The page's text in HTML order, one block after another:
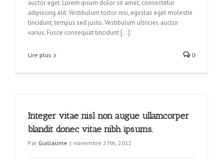
auctor eget. Lorem ipsum dolor sit amet, consectetur
adipiscing elit. Vestibulum tortor nisi, egestas eget molestie
tincidunt, tempus sed justo. Vestibulum ultricies auctor
varius. Fusce consequat tincidunt […]
Lire plus 0
Integer vitae nisl non augue ullamcorper
blandit donec vitae nibh ipsums.
Par Guillaume | novembre 27th, 2012